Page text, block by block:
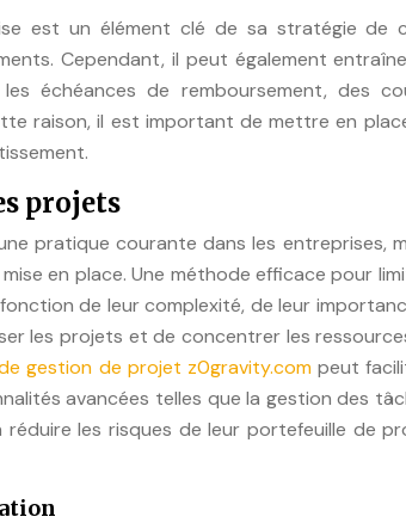
est un élément clé de sa stratégie de
Cependant, il peut également
échéances de remboursement, des
raison, il est important de mettre en
projets
pratique courante dans les entreprises,
en place. Une méthode efficace pour
de leur complexité, de leur
les projets et de concentrer les
gestion de projet z0gravity.compeut
avancées telles que la gestion des
les risques de leur portefeuille de